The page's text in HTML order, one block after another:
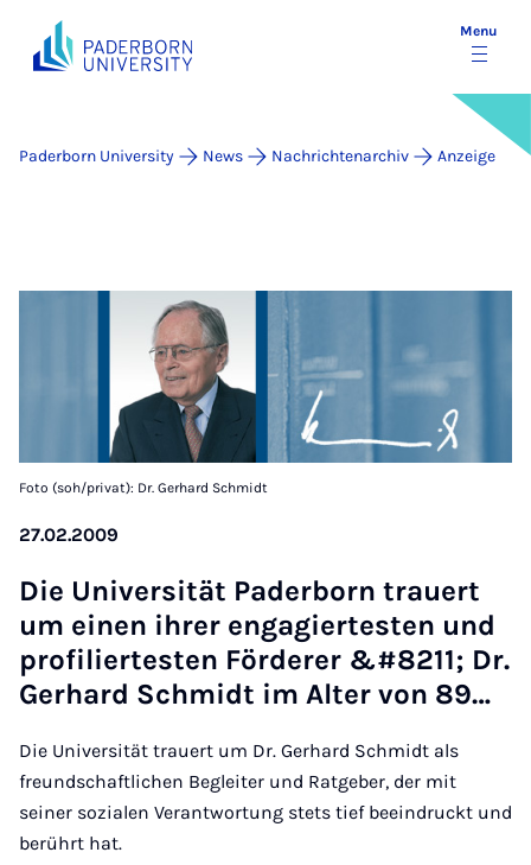
Menu
Paderborn University News Nachrichtenarchiv Anzeige
Foto (soh/privat): Dr. Gerhard Schmidt
27.02.2009
Die Uni­versität Pader­born trauert
um ein­en ihr­er en­ga­gier­testen und
pro­filier­testen För­der­er &#8211; Dr.
Ger­hard Schmidt im Al­ter von 89…
Die Universität trauert um Dr. Gerhard Schmidt als
freundschaftlichen Begleiter und Ratgeber, der mit
seiner sozialen Verantwortung stets tief beeindruckt und
berührt hat.